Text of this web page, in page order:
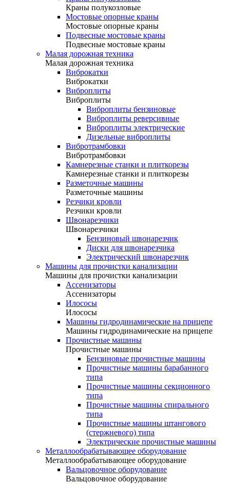
Краны полукозловые
Мостовые опорные краны
Мостовые опорные краны
Подвесные мостовые краны
Подвесные мостовые краны
Малая дорожная техника
Малая дорожная техника
Виброкатки
Виброкатки
Виброплиты
Виброплиты
Виброплиты бензиновые
Виброплиты реверсивные
Виброплиты электрические
Дизельные виброплиты
Вибротрамбовки
Вибротрамбовки
Камнерезные станки и плиткорезы
Камнерезные станки и плиткорезы
Разметочные машины
Разметочные машины
Резчики кровли
Резчики кровли
Швонарезчики
Швонарезчики
Бензиновый швонарезчик
Диски для швонарезчика
Электрический швонарезчик
Машины для прочистки канализации
Машины для прочистки канализации
Ассенизаторы
Ассенизаторы
Илососы
Илососы
Машины гидродинамические на прицепе
Машины гидродинамические на прицепе
Прочистные машины
Прочистные машины
Бензиновые прочистные машины
Прочистные машины барабанного
типа
Прочистные машины секционного
типа
Прочистные машины спирального
типа
Прочистные машины штангового
(стержневого) типа
Электрические прочистные машины
Металлообрабатывающее оборудование
Металлообрабатывающее оборудование
Вальцовочное оборудование
Вальцовочное оборудование